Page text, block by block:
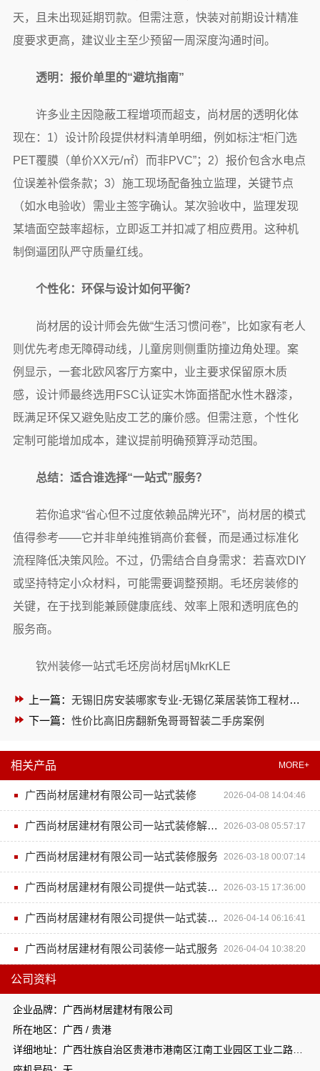
天，且未出现延期罚款。但需注意，快装对前期设计精准
度要求更高，建议业主至少预留一周深度沟通时间。
透明：报价单里的“避坑指南”
许多业主因隐蔽工程增项而超支，尚材居的透明化体
现在：1）设计阶段提供材料清单明细，例如标注“柜门选
PET覆膜（单价XX元/㎡）而非PVC”；2）报价包含水电点
位误差补偿条款；3）施工现场配备独立监理，关键节点
（如水电验收）需业主签字确认。某次验收中，监理发现
某墙面空鼓率超标，立即返工并扣减了相应费用。这种机
制倒逼团队严守质量红线。
个性化：环保与设计如何平衡？
尚材居的设计师会先做“生活习惯问卷”，比如家有老人
则优先考虑无障碍动线，儿童房则侧重防撞边角处理。案
例显示，一套北欧风客厅方案中，业主要求保留原木质
感，设计师最终选用FSC认证实木饰面搭配水性木器漆，
既满足环保又避免贴皮工艺的廉价感。但需注意，个性化
定制可能增加成本，建议提前明确预算浮动范围。
总结：适合谁选择“一站式”服务？
若你追求“省心但不过度依赖品牌光环”，尚材居的模式
值得参考——它并非单纯推销高价套餐，而是通过标准化
流程降低决策风险。不过，仍需结合自身需求：若喜欢DIY
或坚持特定小众材料，可能需要调整预期。毛坯房装修的
关键，在于找到能兼顾健康底线、效率上限和透明底色的
服务商。
钦州装修一站式毛坯房尚材居tjMkrKLE
上一篇： 无锡旧房安装哪家专业-无锡亿莱居装饰工程材料有限公司
下一篇： 性价比高旧房翻新兔哥哥智装二手房案例
相关产品 MORE+
广西尚材居建材有限公司一站式装修 2026-04-08 14:04:46
广西尚材居建材有限公司一站式装修解决方案 2026-03-08 05:57:17
广西尚材居建材有限公司一站式装修服务 2026-03-18 00:07:14
广西尚材居建材有限公司提供一站式装修服务 2026-03-15 17:36:00
广西尚材居建材有限公司提供一站式装修服务 2026-04-14 06:16:41
广西尚材居建材有限公司装修一站式服务 2026-04-04 10:38:20
公司资料
企业品牌：广西尚材居建材有限公司
所在地区：广西 / 贵港
详细地址：广西壮族自治区贵港市港南区江南工业园区工业二路与南二路交汇处东南角